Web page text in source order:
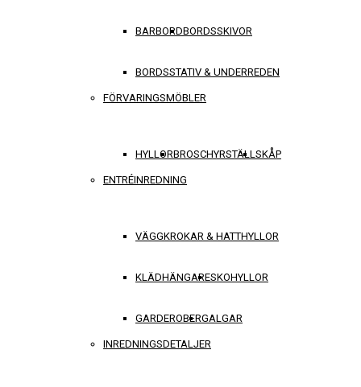
BARBORDBORDSSKIVOR
BORDSSTATIV & UNDERREDEN
FÖRVARINGSMÖBLER
HYLLORBROSCHYRSTÄLLSKÅP
ENTRÉINREDNING
VÄGGKROKAR & HATTHYLLOR
KLÄDHÄNGARESKOHYLLOR
GARDEROBERGALGAR
INREDNINGSDETALJER